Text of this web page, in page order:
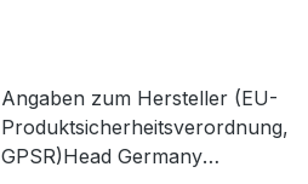
Angaben zum Hersteller (EU-
Produktsicherheitsverordnung,
GPSR)Head Germany